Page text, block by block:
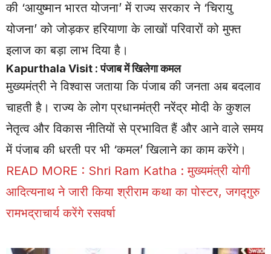
की ‘आयुष्मान भारत योजना’ में राज्य सरकार ने ‘चिरायु
योजना’ को जोड़कर हरियाणा के लाखों परिवारों को मुफ्त
इलाज का बड़ा लाभ दिया है।
Kapurthala Visit : पंजाब में खिलेगा कमल
मुख्यमंत्री ने विश्वास जताया कि पंजाब की जनता अब बदलाव
चाहती है। राज्य के लोग प्रधानमंत्री नरेंद्र मोदी के कुशल
नेतृत्व और विकास नीतियों से प्रभावित हैं और आने वाले समय
में पंजाब की धरती पर भी ‘कमल’ खिलाने का काम करेंगे।
READ MORE : Shri Ram Katha : मुख्यमंत्री योगी
आदित्यनाथ ने जारी किया श्रीराम कथा का पोस्टर, जगद्गुरु
रामभद्राचार्य करेंगे रसवर्षा